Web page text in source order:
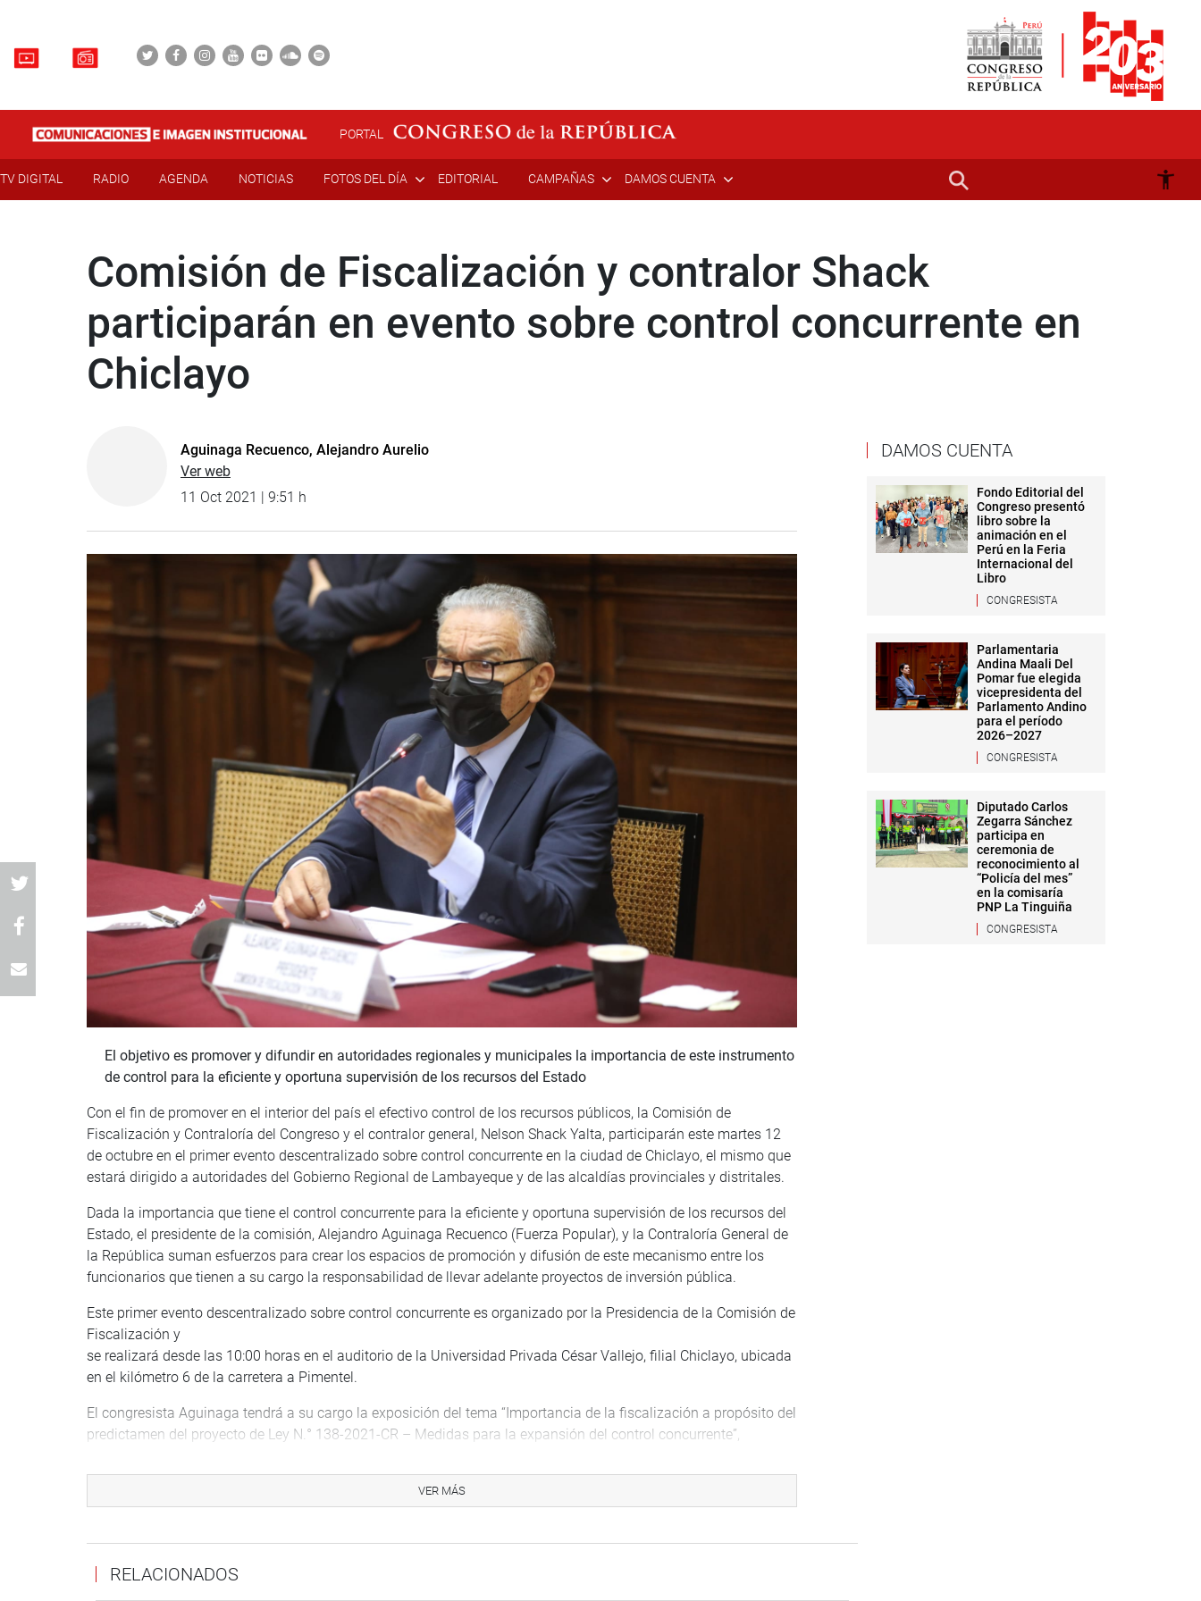
PORTAL
TV DIGITAL RADIO AGENDA NOTICIAS FOTOS DEL DÍA EDITORIAL CAMPAÑAS DAMOS CUENTA
Comisión de Fiscalización y contralor Shack
participarán en evento sobre control concurrente en
Chiclayo
Aguinaga Recuenco, Alejandro Aurelio
Ver web
11 Oct 2021 | 9:51 h
El objetivo es promover y difundir en autoridades regionales y municipales la importancia de este instrumento
de control para la eficiente y oportuna supervisión de los recursos del Estado
Con el fin de promover en el interior del país el efectivo control de los recursos públicos, la Comisión de
Fiscalización y Contraloría del Congreso y el contralor general, Nelson Shack Yalta, participarán este martes 12
de octubre en el primer evento descentralizado sobre control concurrente en la ciudad de Chiclayo, el mismo que
estará dirigido a autoridades del Gobierno Regional de Lambayeque y de las alcaldías provinciales y distritales.
Dada la importancia que tiene el control concurrente para la eficiente y oportuna supervisión de los recursos del
Estado, el presidente de la comisión, Alejandro Aguinaga Recuenco (Fuerza Popular), y la Contraloría General de
la República suman esfuerzos para crear los espacios de promoción y difusión de este mecanismo entre los
funcionarios que tienen a su cargo la responsabilidad de llevar adelante proyectos de inversión pública.
Este primer evento descentralizado sobre control concurrente es organizado por la Presidencia de la Comisión de
Fiscalización y
se realizará desde las 10:00 horas en el auditorio de la Universidad Privada César Vallejo, filial Chiclayo, ubicada
en el kilómetro 6 de la carretera a Pimentel.
El congresista Aguinaga tendrá a su cargo la exposición del tema “Importancia de la fiscalización a propósito del
predictamen del proyecto de Ley N.° 138-2021-CR – Medidas para la expansión del control concurrente”,
Alcances y beneficios”.
Ambos coinciden en la necesidad de realizar eventos descentralizados que coadyuven a difundir los beneficios
materia de observación en los últimos días de la gestión presidencial de Francisco Sagasti.
VER MÁS
RELACIONADOS
DAMOS CUENTA
Fondo Editorial del
Congreso presentó
libro sobre la
animación en el
Perú en la Feria
Internacional del
Libro
CONGRESISTA
Parlamentaria
Andina Maali Del
Pomar fue elegida
vicepresidenta del
Parlamento Andino
para el período
2026–2027
CONGRESISTA
Diputado Carlos
Zegarra Sánchez
participa en
ceremonia de
reconocimiento al
“Policía del mes”
en la comisaría
PNP La Tinguiña
CONGRESISTA